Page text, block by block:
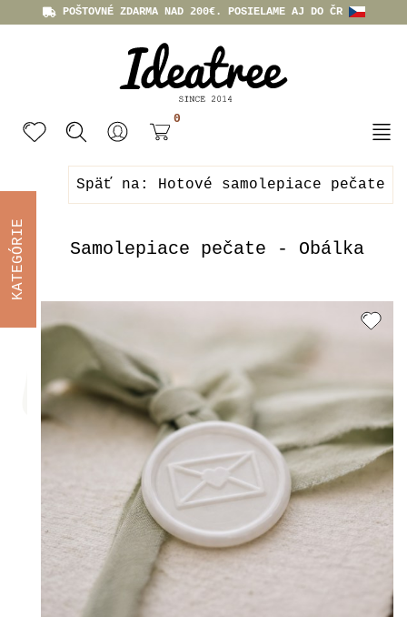
POŠTOVNÉ ZDARMA NAD 200€. POSIELAME AJ DO ČR
0
Späť na: Hotové samolepiace pečate
Samolepiace pečate - Obálka
KATEGÓRIE